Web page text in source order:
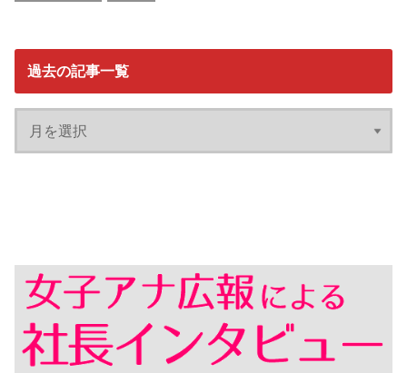
過去の記事一覧